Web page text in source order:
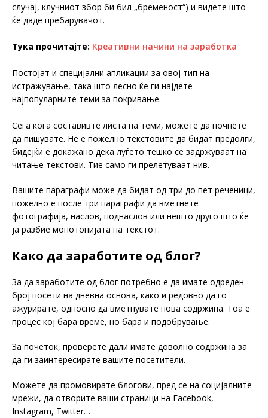
случај, клучниот збор би бил „бременост“) и видете што
ќе даде пребарувачот.
Тука прочитајте: Креативни начини на заработка
Постојат и специјални апликации за овој тип на
истражување, така што лесно ќе ги најдете
најпопуларните теми за покривање.
Сега кога составивте листа на теми, можете да почнете
да пишувате. Не е пожелно текстовите да бидат предолги,
бидејќи е докажано дека луѓето тешко се задржуваат на
читање текстови. Тие само ги прелетуваат нив.
Вашите параграфи може да бидат од три до пет реченици,
пожелно е после три параграфи да вметнете
фотографија, наслов, поднаслов или нешто друго што ќе
ја разбие монотонијата на текстот.
Како да заработите од блог?
За да заработите од блог потребно е да имате одреден
број посети на дневна основа, како и редовно да го
ажурирате, односно да вметнувате нова содржина. Тоа е
процес кој бара време, но бара и подобрување.
За почеток, проверете дали имате доволно содржина за
да ги заинтересирате вашите посетители.
Можете да промовирате блогови, пред се на социјалните
мрежи, да отворите ваши страници на Facebook,
Instagram, Twitter…